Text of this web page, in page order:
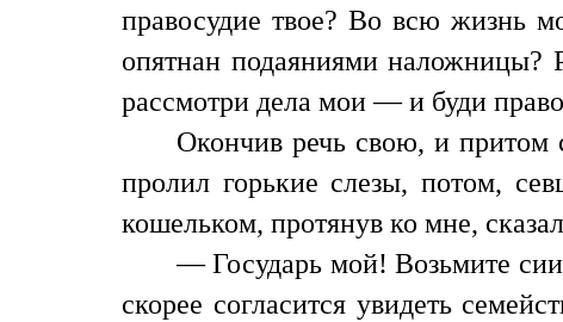
правосудие твое? Во всю жизнь
опятнан подаяниями наложницы?
рассмотри дела мои — и буди
Окончив речь свою, и притом
пролил горькие слезы, потом,
кошельком, протянув ко мне,
— Государь мой! Возьмите сии
скорее согласится увидеть